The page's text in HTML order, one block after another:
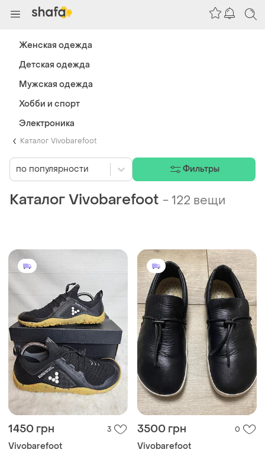
Каталог Vivobarefoot
Каталог Vivobarefoot -122 вещи
1450 грн 3
Vivobarefoot
3500 грн 0
Vivobarefoot
по популярности Фильтры
Женская одежда
Детская одежда
Мужская одежда
Хобби и спорт
Электроника